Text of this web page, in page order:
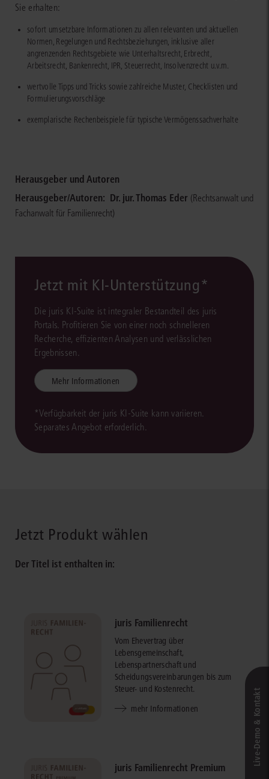
Sie erhalten:
sofort umsetzbare Informationen zu allen relevanten und aktuellen
Normen, Regelungen und Rechtsbeziehungen, inklusive aller
angrenzenden Rechtsgebiete wie Unterhaltsrecht, Erbrecht,
Arbeitsrecht, Bankenrecht, IPR, Steuerrecht, Insolvenzrecht u.v.m.
wertvolle Tipps und Tricks sowie zahlreiche Muster, Checklisten und
Formulierungsvorschläge
exemplarische Rechenbeispiele für typische Vermögenssachverhalte
Herausgeber und Autoren
Herausgeber/Autoren: Dr. jur. Thomas Eder (Rechtsanwalt und
Fachanwalt für Familienrecht)
Jetzt mit KI-Unterstützung*
Die juris KI-Suite ist integraler Bestandteil des juris
Portals. Profitieren Sie von einer noch schnelleren
Recherche, effizienten Analysen und verlässlichen
Ergebnissen.
Mehr Informationen
*Verfügbarkeit der juris KI-Suite kann variieren.
Separates Angebot erforderlich.
Jetzt Produkt wählen
Der Titel ist enthalten in:
juris Familienrecht
Vom Ehevertrag über
Lebensgemeinschaft,
Lebenspartnerschaft und
Scheidungsvereinbarungen bis zum
Steuer- und Kostenrecht.
mehr Informationen
juris Familienrecht Premium
Live‑Demo & Kontakt